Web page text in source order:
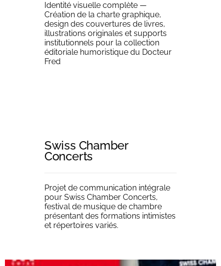
Identité visuelle complète —
Création de la charte graphique,
design des couvertures de livres,
illustrations originales et supports
institutionnels pour la collection
éditoriale humoristique du Docteur
Fred
Swiss Chamber
Concerts
Projet de communication intégrale
pour Swiss Chamber Concerts,
festival de musique de chambre
présentant des formations intimistes
et répertoires variés.
Livres
Essais
Catalogues
Magazines